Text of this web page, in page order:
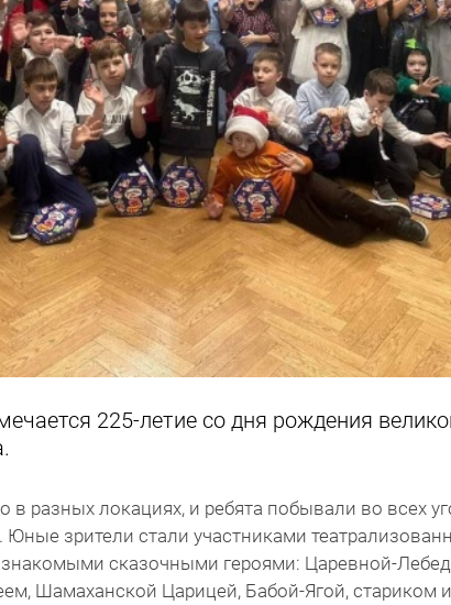
225-летие со дня рождения
в разных локациях, и ребята побывали во всех
зрители стали участниками
знакомыми сказочными героями: Царевной-
Шамаханской Царицей, Бабой-Ягой, стариком